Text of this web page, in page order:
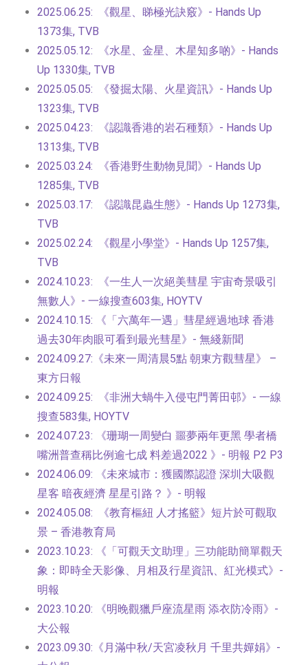
2025.06.25: 《觀星、睇極光訣竅》- Hands Up
1373集, TVB
2025.05.12: 《水星、金星、木星知多啲》- Hands
Up 1330集, TVB
2025.05.05: 《發掘太陽、火星資訊》- Hands Up
1323集, TVB
2025.04.23: 《認識香港的岩石種類》- Hands Up
1313集, TVB
2025.03.24: 《香港野生動物見聞》- Hands Up
1285集, TVB
2025.03.17: 《認識昆蟲生態》- Hands Up 1273集,
TVB
2025.02.24: 《觀星小學堂》- Hands Up 1257集,
TVB
2024.10.23: 《一生人一次絕美彗星 宇宙奇景吸引
無數人》- 一線搜查603集, HOYTV
2024.10.15: 《「六萬年一遇」彗星經過地球 香港
過去30年肉眼可看到最光彗星》- 無綫新聞
2024.09.27:《未來一周清晨5點 朝東方觀彗星》 –
東方日報
2024.09.25: 《非洲大蝸牛入侵屯門菁田邨》- 一線
搜查583集, HOYTV
2024.07.23: 《珊瑚一周變白 噩夢兩年更黑 學者橋
嘴洲普查稱比例逾七成 料差過2022 》- 明報 P2 P3
2024.06.09: 《未來城市：獲國際認證 深圳大吸觀
星客 暗夜經濟 星星引路？ 》- 明報
2024.05.08: 《教育樞紐 人才搖籃》 短片於可觀取
景 – 香港教育局
2023.10.23: 《「可觀天文助理」三功能助簡單觀天
象：即時全天影像、月相及行星資訊、紅光模式》-
明報
2023.10.20: 《明晚觀獵戶座流星雨 添衣防冷雨》-
大公報
2023.09.30:《月滿中秋/天宮凌秋月 千里共嬋娟》-